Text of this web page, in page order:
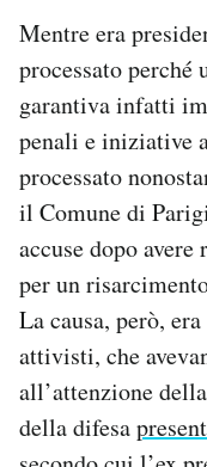
Mentre era
processato
garantiva infatti
penali e iniziative
processato
il Comune di
accuse dopo
per un
La causa, però,
attivisti, che
all’attenzione
della difesa